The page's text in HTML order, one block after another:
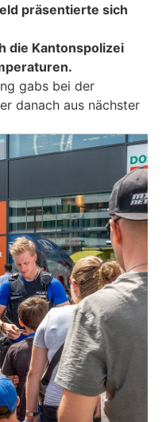
präsentierte sich
die Kantonspolizei
gabs bei der
danach aus nächster